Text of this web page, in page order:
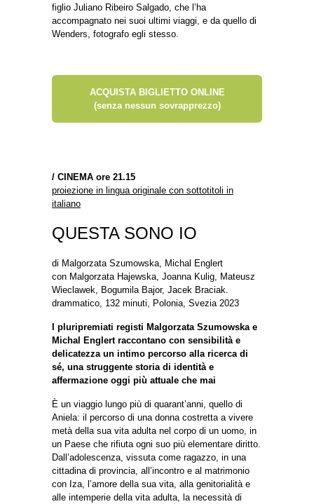
figlio Juliano Ribeiro Salgado, che l’ha
accompagnato nei suoi ultimi viaggi, e da quello di
Wenders, fotografo egli stesso.
ACQUISTA BIGLIETTO ONLINE
(senza nessun sovrapprezzo)
/ CINEMA ore 21.15
proiezione in lingua originale con sottotitoli in
italiano
QUESTA SONO IO
di Malgorzata Szumowska, Michal Englert
con Malgorzata Hajewska, Joanna Kulig, Mateusz
Wieclawek, Bogumila Bajor, Jacek Braciak.
drammatico, 132 minuti, Polonia, Svezia 2023
I pluripremiati registi Malgorzata Szumowska e
Michal Englert raccontano con sensibilità e
delicatezza un intimo percorso alla ricerca di
sé, una struggente storia di identità e
affermazione oggi più attuale che mai
È un viaggio lungo più di quarant’anni, quello di
Aniela: il percorso di una donna costretta a vivere
metà della sua vita adulta nel corpo di un uomo, in
un Paese che rifiuta ogni suo più elementare diritto.
Dall’adolescenza, vissuta come ragazzo, in una
cittadina di provincia, all’incontro e al matrimonio
con Iza, l’amore della sua vita, alla genitorialità e
alle intemperie della vita adulta, la necessità di